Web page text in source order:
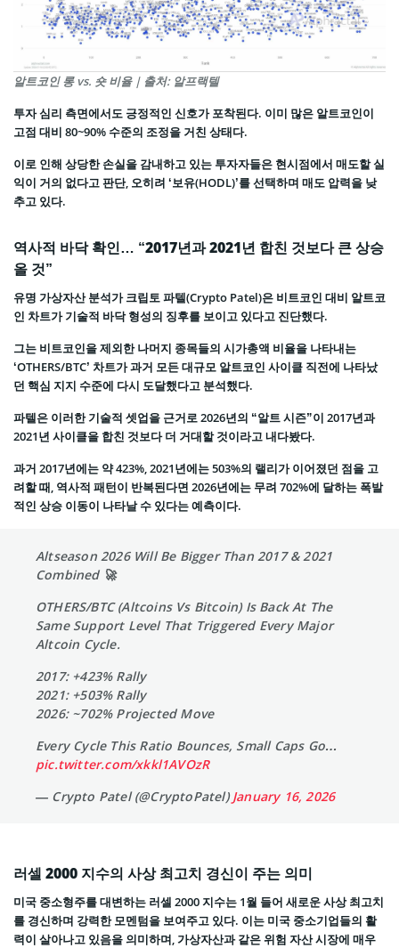
알트코인 롱 vs. 숏 비율 | 출처: 알프랙텔
투자 심리 측면에서도 긍정적인 신호가 포착된다. 이미 많은 알트코인이
고점 대비 80~90% 수준의 조정을 거친 상태다.
이로 인해 상당한 손실을 감내하고 있는 투자자들은 현시점에서 매도할 실
익이 거의 없다고 판단, 오히려 ‘보유(HODL)’를 선택하며 매도 압력을 낮
추고 있다.
역사적 바닥 확인… “2017년과 2021년 합친 것보다 큰 상승
올 것”
유명 가상자산 분석가 크립토 파텔(Crypto Patel)은 비트코인 대비 알트코
인 차트가 기술적 바닥 형성의 징후를 보이고 있다고 진단했다.
그는 비트코인을 제외한 나머지 종목들의 시가총액 비율을 나타내는
‘OTHERS/BTC’ 차트가 과거 모든 대규모 알트코인 사이클 직전에 나타났
던 핵심 지지 수준에 다시 도달했다고 분석했다.
파텔은 이러한 기술적 셋업을 근거로 2026년의 “알트 시즌”이 2017년과
2021년 사이클을 합친 것보다 더 거대할 것이라고 내다봤다.
과거 2017년에는 약 423%, 2021년에는 503%의 랠리가 이어졌던 점을 고
려할 때, 역사적 패턴이 반복된다면 2026년에는 무려 702%에 달하는 폭발
적인 상승 이동이 나타날 수 있다는 예측이다.
Altseason 2026 Will Be Bigger Than 2017 & 2021
Combined 🚀
OTHERS/BTC (Altcoins Vs Bitcoin) Is Back At The
Same Support Level That Triggered Every Major
Altcoin Cycle.
2017: +423% Rally
2021: +503% Rally
2026: ~702% Projected Move
Every Cycle This Ratio Bounces, Small Caps Go…
pic.twitter.com/xkkl1AVOzR
— Crypto Patel (@CryptoPatel)January 16, 2026
러셀 2000 지수의 사상 최고치 경신이 주는 의미
미국 중소형주를 대변하는 러셀 2000 지수는 1월 들어 새로운 사상 최고치
를 경신하며 강력한 모멘텀을 보여주고 있다. 이는 미국 중소기업들의 활
력이 살아나고 있음을 의미하며, 가상자산과 같은 위험 자산 시장에 매우